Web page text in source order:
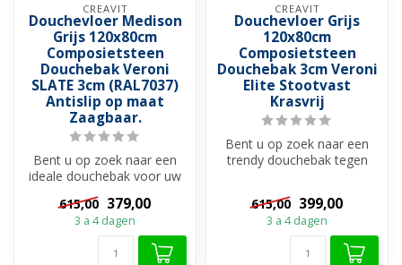
CREAVIT
Douchevloer Medison
Grijs 120x80cm
Composietsteen
Douchebak Veroni
SLATE 3cm (RAL7037)
Antislip op maat
Zaagbaar.
Bent u op zoek naar een
ideale douchebak voor uw
Douchebakken zijn ...
615,00 379,00
3 a 4 dagen
CREAVIT
Douchevloer Grijs
120x80cm
Composietsteen
Douchebak 3cm Veroni
Elite Stootvast
Krasvrij
Bent u op zoek naar een
trendy douchebak tegen
615,00 399,00
3 a 4 dagen